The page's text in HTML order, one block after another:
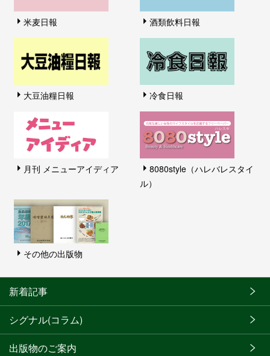
米麦日報 酒類飲料日報
大豆油糧日報 冷食日報
月刊 メニューアイディア
8080style（ハレバレスタイ
ル）
その他の出版物
新着記事
シグナル(コラム)
出版物のご案内